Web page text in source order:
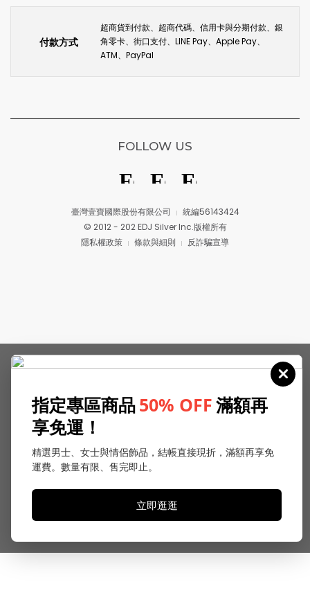
付款方式
超商貨到付款、超商代碼、信用卡與分期付款、銀
角零卡、街口支付、LINE Pay、Apple Pay、
ATM、PayPal
臺灣壹寶國際股份有限公司
統編56143424
© 2012 - 202 EDJ Silver Inc.版權所有
隱私權政策
條款與細則 反詐騙宣導
FOLLOW US
指定專區商品50% OFF滿額再
享免運！
精選男士、女士與情侶飾品，結帳直接現折，滿額再享免
運費。數量有限、售完即止。
立即逛逛